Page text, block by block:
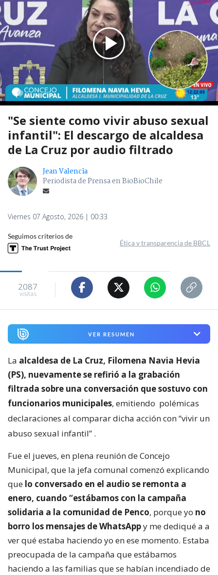
"Se siente como vivir abuso sexual
infantil": El descargo de alcaldesa
de La Cruz por audio filtrado
Jean Valencia
Periodista de Prensa en BioBioChile
Viernes 07 Agosto, 2026 | 00:33
Seguimos criterios de
Ética y transparencia de BBCL
2087
visitas
VER RESUMEN
La alcaldesa de La Cruz, Filomena Navia Hevia
(PS), nuevamente se refirió a la grabación
filtrada sobre una conversación que sostuvo con
funcionarios municipales, emitiendo polémicas
declaraciones al comparar dicha acción con “vivir un
abuso sexual infantil” .
Fue el jueves, en plena reunión de Concejo
Municipal, que la jefa comunal comenzó explicando
que lo conversado en el audio se remonta a
enero, cuando “estábamos con la campaña
solidaria a la comunidad de Penco, porque yo no
borro los mensajes de WhatsAppy me dediqué a a
ver qué estaba haciendo yo en ese momento. Estaba
preocupada de la campaña que estábamos
haciendo a las familias que se habían incendiado de